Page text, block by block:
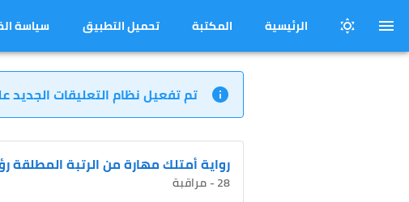
الرئيسية المكتبة تحميل التطبيق سياسة
تم تفعيل نظام التعليقات
رواية أمتلك مهارة من الرتبة المطلقة
28 - مراقبة